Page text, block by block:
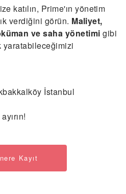
katılın, Prime'ın yönetim
verdiğini görün. Maliyet,
ve saha yönetimigibi
yaratabileceğimizi
İstanbul
Kayıt